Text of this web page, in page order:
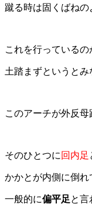
蹴る時は固くばねの
これを行っているの
土踏まずというとみ
このアーチが外反母
そのひとつに 回内足
かかとが内側に倒れ
一般的に偏平足と言